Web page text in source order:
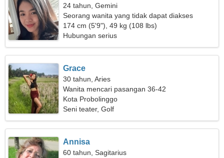
24 tahun, Gemini
Seorang wanita yang tidak dapat diakses
sedang mencari hubungan yang langgeng
174 cm (5'9"), 49 kg (108 lbs)
Hubungan serius
Grace
30 tahun, Aries
Wanita mencari pasangan 36-42
Kota Probolinggo
Seni teater, Golf
Annisa
60 tahun, Sagitarius